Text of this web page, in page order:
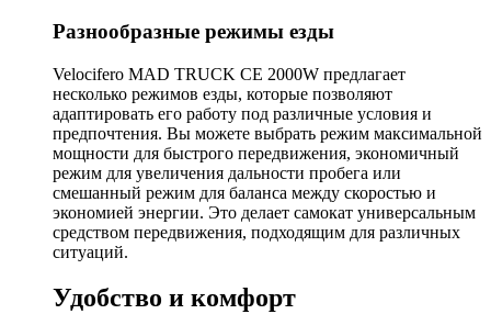
Разнообразные режимы езды
Velocifero MAD TRUCK CE 2000W предлагает
несколько режимов езды, которые позволяют
адаптировать его работу под различные условия и
предпочтения. Вы можете выбрать режим максимальной
мощности для быстрого передвижения, экономичный
режим для увеличения дальности пробега или
смешанный режим для баланса между скоростью и
экономией энергии. Это делает самокат универсальным
средством передвижения, подходящим для различных
ситуаций.
Удобство и комфорт